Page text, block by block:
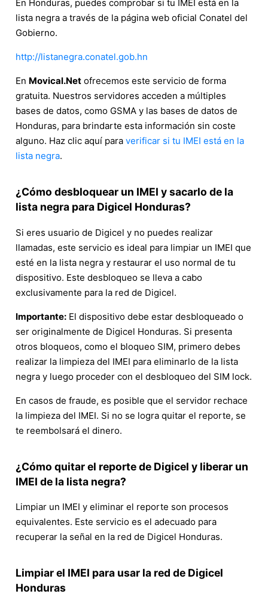
En Honduras, puedes comprobar si tu IMEI está en la
lista negra a través de la página web oficial Conatel del
Gobierno.
http://listanegra.conatel.gob.hn
En Movical.Net ofrecemos este servicio de forma
gratuita. Nuestros servidores acceden a múltiples
bases de datos, como GSMA y las bases de datos de
Honduras, para brindarte esta información sin coste
alguno. Haz clic aquí para verificar si tu IMEI está en la
lista negra.
¿Cómo desbloquear un IMEI y sacarlo de la
lista negra para Digicel Honduras?
Si eres usuario de Digicel y no puedes realizar
llamadas, este servicio es ideal para limpiar un IMEI que
esté en la lista negra y restaurar el uso normal de tu
dispositivo. Este desbloqueo se lleva a cabo
exclusivamente para la red de Digicel.
Importante: El dispositivo debe estar desbloqueado o
ser originalmente de Digicel Honduras. Si presenta
otros bloqueos, como el bloqueo SIM, primero debes
realizar la limpieza del IMEI para eliminarlo de la lista
negra y luego proceder con el desbloqueo del SIM lock.
En casos de fraude, es posible que el servidor rechace
la limpieza del IMEI. Si no se logra quitar el reporte, se
te reembolsará el dinero.
¿Cómo quitar el reporte de Digicel y liberar un
IMEI de la lista negra?
Limpiar un IMEI y eliminar el reporte son procesos
equivalentes. Este servicio es el adecuado para
recuperar la señal en la red de Digicel Honduras.
Limpiar el IMEI para usar la red de Digicel
Honduras